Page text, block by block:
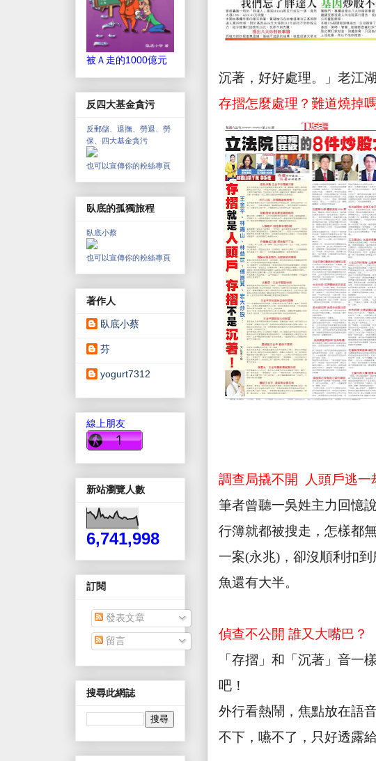
沉著，好好處理。」老江
存摺怎麼處理？難道燒掉
調查局撬不開
人頭戶逃一
筆者曾聽一吳姓主力回憶
行簿就都被搜走，怎樣都
一案(永兆) ，卻沒順利扣
魚還有大半。
偵查不公開 誰又大嘴巴？
「存摺」和「沉著」音一
吧！
外行看熱鬧，焦點放在語
不下，嚥不了，只好透露
被Ａ走的1000億元
反四大基金貪污
反郵儲、退撫、勞退、勞
保、四大基金貪污
也可以宣傳你的粉絲專頁
臥底的孤獨旅程
臥底小蔡
也可以宣傳你的粉絲專頁
著作人
臥底小蔡
芬
yogurt7312
線上朋友
新站瀏覽人數
6,741,998
訂閱
發表文章
留言
搜尋此網誌